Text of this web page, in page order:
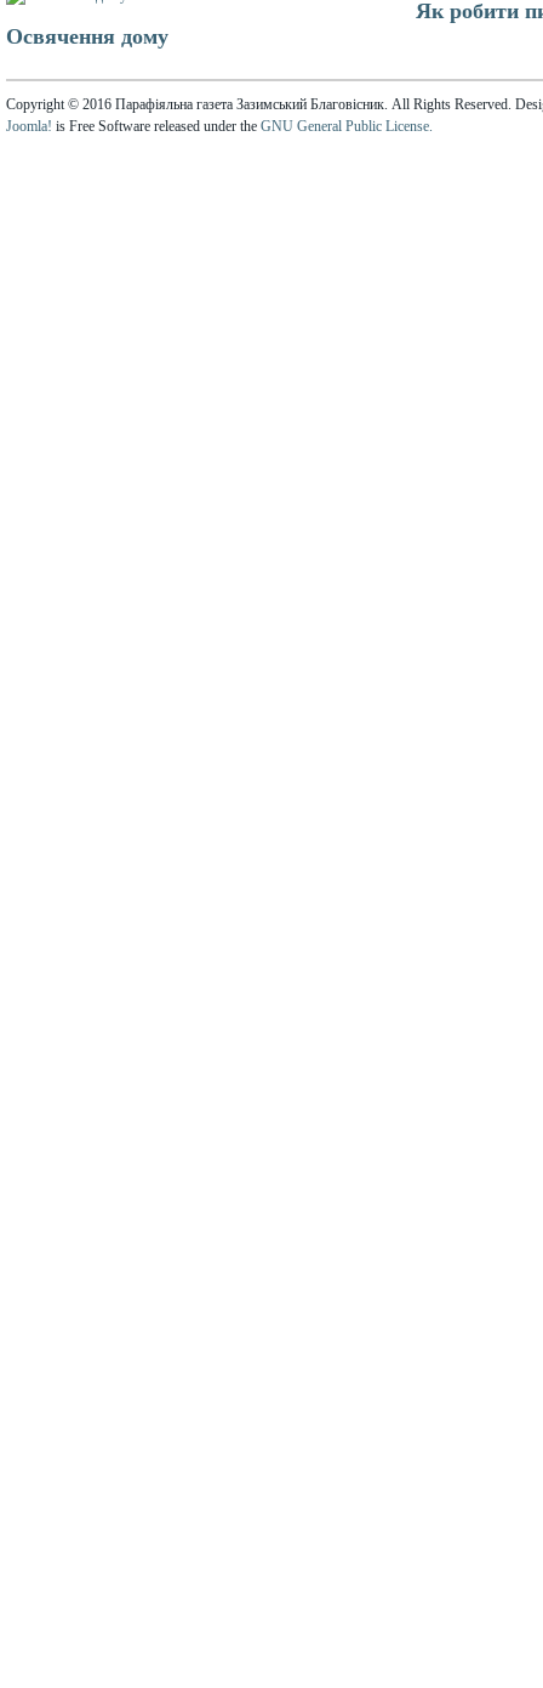
Освячення дому
Як робити
Copyright © 2016 Парафіяльна газета Зазимський Благовісник. All Rights Reserved.
Joomla! is Free Software released under the GNU General Public License.